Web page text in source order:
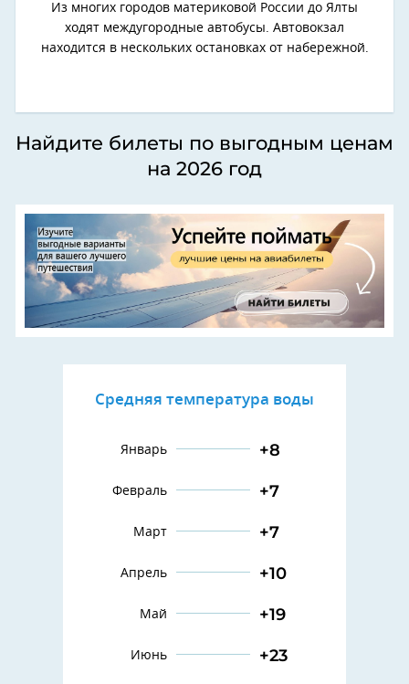
Из многих городов материковой России до Ялты
ходят междугородные автобусы. Автовокзал
находится в нескольких остановках от набережной.
Найдите билеты по выгодным ценам
на 2026 год
Средняя температура воды
Январь +8
Февраль +7
Март +7
Апрель +10
Май +19
Июнь +23